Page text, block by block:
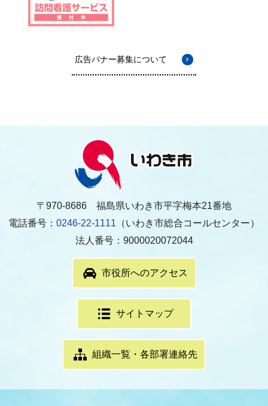
広告バナー募集について
〒970-8686 福島県いわき市平字梅本21番地
電話番号： 0246-22-1111 （いわき市総合コールセンター）
法人番号：9000020072044
市役所へのアクセス
サイトマップ
組織一覧・各部署連絡先